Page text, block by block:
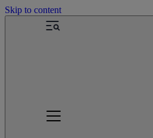
Skip to content